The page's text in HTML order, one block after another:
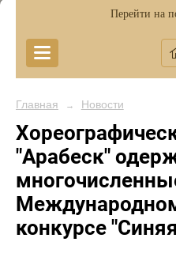
Перейти на
Главная → Новости
"Арабеск"
конкурсе